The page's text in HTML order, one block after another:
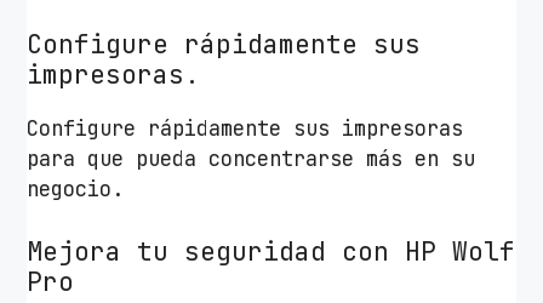
p
l
x
/
B
a
n
Configure rápidamente sus
impresoras.
Configure rápidamente sus impresoras
para que pueda concentrarse más en su
negocio.
Mejora tu seguridad con HP Wolf
Pro